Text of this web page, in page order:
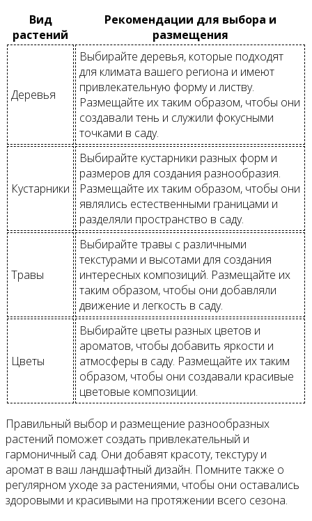
Вид
растений
Рекомендации для выбора и
размещения
Деревья
Выбирайте деревья, которые подходят
для климата вашего региона и имеют
привлекательную форму и листву.
Размещайте их таким образом, чтобы они
создавали тень и служили фокусными
точками в саду.
Кустарники
Выбирайте кустарники разных форм и
размеров для создания разнообразия.
Размещайте их таким образом, чтобы они
являлись естественными границами и
разделяли пространство в саду.
Травы
Выбирайте травы с различными
текстурами и высотами для создания
интересных композиций. Размещайте их
таким образом, чтобы они добавляли
движение и легкость в саду.
Цветы
Выбирайте цветы разных цветов и
ароматов, чтобы добавить яркости и
атмосферы в саду. Размещайте их таким
образом, чтобы они создавали красивые
цветовые композиции.
Правильный выбор и размещение разнообразных
растений поможет создать привлекательный и
гармоничный сад. Они добавят красоту, текстуру и
аромат в ваш ландшафтный дизайн. Помните также о
регулярном уходе за растениями, чтобы они оставались
здоровыми и красивыми на протяжении всего сезона.